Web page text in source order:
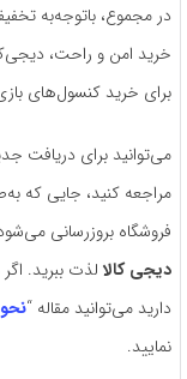
در مجموع، باتوجه‌به
خرید امن و راحت،
برای خرید کنسول‌های
می‌توانید برای دریافت
مراجعه کنید، جایی که
فروشگاه بروزرسانی
دیجی کالا لذت ببرید.
دارید می‌توانید مقاله “
نمایید.